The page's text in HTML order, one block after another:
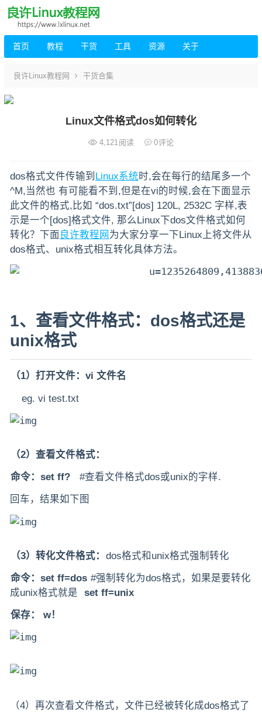
首页 教程 干货 工具 资源 关于
良许Linux教程网 干货合集
Linux文件格式dos如何转化
4,121阅读 0评论
dos格式文件传输到 Linux系统时,会在每行的结尾多一个
^M,当然也 有可能看不到,但是在vi的时候,会在下面显示
此文件的格式,比如 “dos.txt”[dos] 120L, 2532C 字样,表
示是一个[dos]格式文件, 那么Linux下dos文件格式如何
转化？下面 良许教程网 为大家分享一下Linux上将文件从
dos格式、unix格式相互转化具体方法。
1、查看文件格式：dos格式还是
unix格式
（1）打开文件：vi 文件名
eg. vi test.txt
（2）查看文件格式：
命令：set ff? #查看文件格式dos或unix的字样.
回车，结果如下图
（3）转化文件格式： dos格式和unix格式强制转化
命令：set ff=dos #强制转化为dos格式，如果是要转化
成unix格式就是 set ff=unix
保存： w！
（4）再次查看文件格式，文件已经被转化成dos格式了